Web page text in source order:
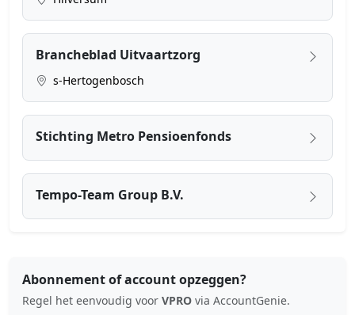
Brancheblad Uitvaartzorg
s-Hertogenbosch
Stichting Metro Pensioenfonds
Tempo-Team Group B.V.
Abonnement of account opzeggen?
Regel het eenvoudig voor VPRO via AccountGenie.